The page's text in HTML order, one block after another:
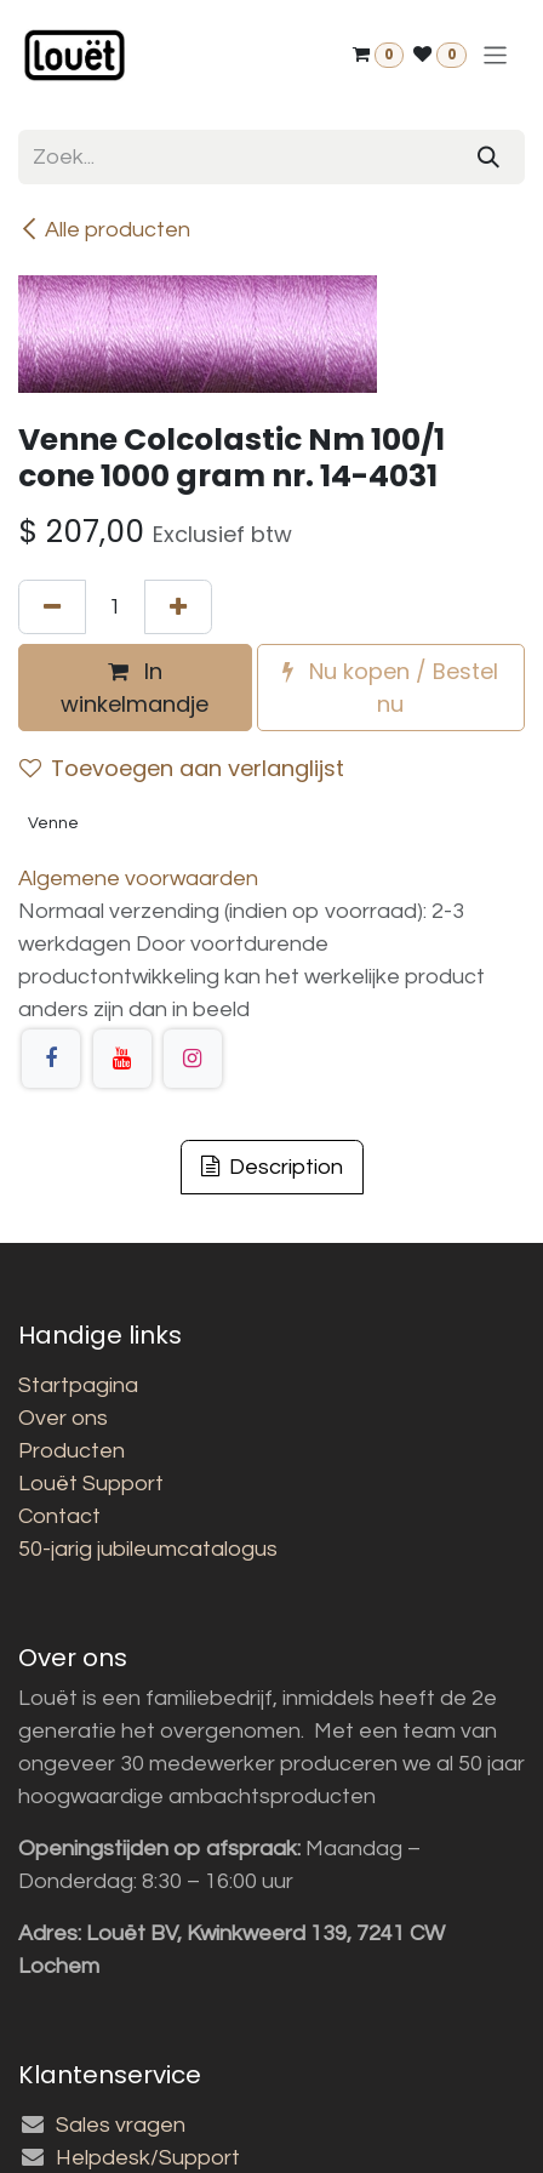
0 0
Alle producten
Venne Colcolastic Nm 100/1
cone 1000 gram nr. 14-4031
$ 207,00 Exclusief btw
In
winkelmandje
Nu kopen / Bestel
nu
Toevoegen aan verlanglijst
Venne
Algemene voorwaarden
Normaal verzending (indien op voorraad): 2-3
werkdagen Door voortdurende
productontwikkeling kan het werkelijke product
anders zijn dan in beeld
Description
Handige links
Startpagina
Over ons
Producten
Louët Support
Contact
50-jarig jubileumcatalogus
Over ons
Louët is een familiebedrijf, inmiddels heeft de 2e
generatie het overgenomen. Met een team van
ongeveer 30 medewerker produceren we al 50 jaar
hoogwaardige ambachtsproducten
Openingstijden op afspraak: Maandag –
Donderdag: 8:30 – 16:00 uur
Adres: Louët BV, Kwinkweerd 139, 7241 CW
Lochem
Klantenservice
Sales vragen
Helpdesk/Support